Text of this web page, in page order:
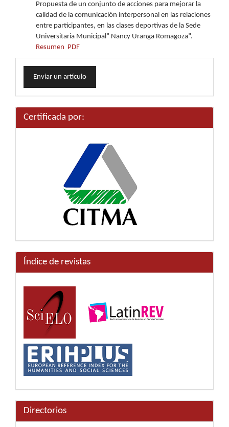
Propuesta de un conjunto de acciones para mejorar la
calidad de la comunicación interpersonal en las relaciones
entre participantes, en las clases deportivas de la Sede
Universitaria Municipal” Nancy Uranga Romagoza”.
Resumen PDF
Enviar
unEnviar un artículo
Certificada por:
Índice de revistas
Directorios